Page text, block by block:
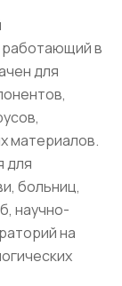
работающий в
для
материалов.
для
больниц,
научно-
на